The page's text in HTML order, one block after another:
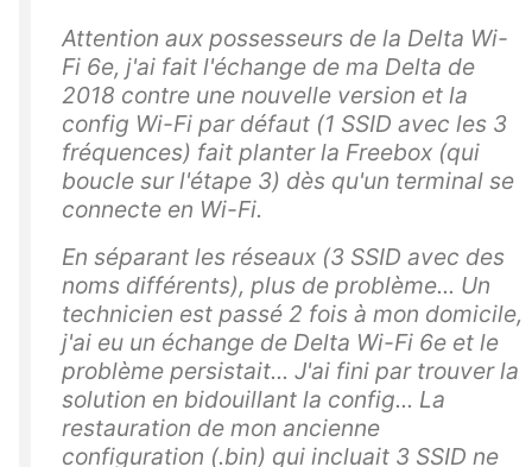
Attention aux possesseurs de la Delta Wi-
Fi 6e, j'ai fait l'échange de ma Delta de
2018 contre une nouvelle version et la
config Wi-Fi par défaut (1 SSID avec les 3
fréquences) fait planter la Freebox (qui
boucle sur l'étape 3) dès qu'un terminal se
connecte en Wi-Fi.
En séparant les réseaux (3 SSID avec des
noms différents), plus de problème... Un
technicien est passé 2 fois à mon domicile,
j'ai eu un échange de Delta Wi-Fi 6e et le
problème persistait... J'ai fini par trouver la
solution en bidouillant la config... La
restauration de mon ancienne
configuration (.bin) qui incluait 3 SSID ne